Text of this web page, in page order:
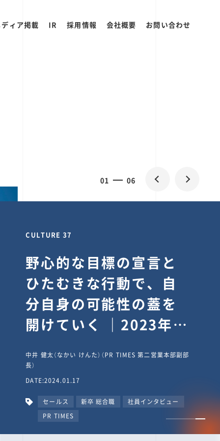
ィア掲載 IR 採用情報 会社概要 お問い合わせ
01 06